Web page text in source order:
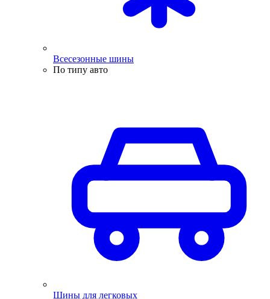
Всесезонные шины
По типу авто
Шины для легковых